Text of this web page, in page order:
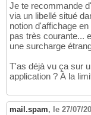
Je te recommande
via un libellé situé
notion d'affichage
pas très courante...
une surcharge
T'as déjà vu ça sur
application ? À la
mail.spam, le 27/07/